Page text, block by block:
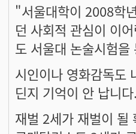
"서울대학이 2008학
던 사회적 관심이 이
도 서울대 논술시험
시인이나 영화감독도
딘지 기억이 안 납니
재벌 2세가 재벌이 될